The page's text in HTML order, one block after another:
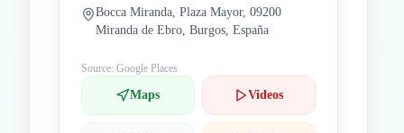
Bocca Miranda, Plaza Mayor, 09200
Miranda de Ebro, Burgos, España
Source: Google Places
Maps Videos